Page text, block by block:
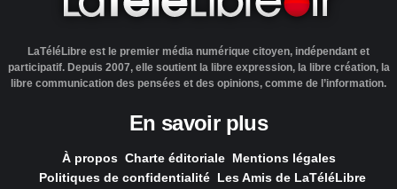
LaTéléLibre est le premier média numérique citoyen, indépendant et
participatif. Depuis 2007, elle soutient la libre expression, la libre création, la
libre communication des pensées et des opinions, comme de l’information.
En savoir plus
À propos Charte éditoriale Mentions légales
Politiques de confidentialité Les Amis de LaTéléLibre